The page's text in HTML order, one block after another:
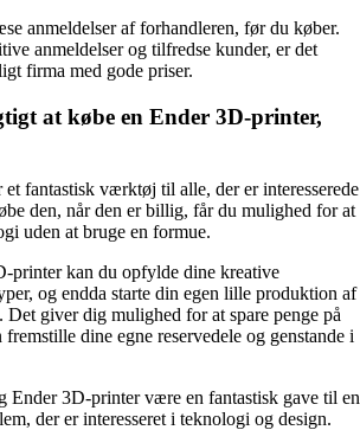
anmeldelser af forhandleren, før du køber.
anmeldelser og tilfredse kunder, er det
firma med gode priser.
at købe en Ender 3D-printer,
fantastisk værktøj til alle, der er interesserede
den, når den er billig, får du mulighed for at
uden at bruge en formue.
printer kan du opfylde dine kreative
og endda starte din egen lille produktion af
Det giver dig mulighed for at spare penge på
dine egne reservedele og genstande i
Ender 3D-printer være en fantastisk gave til en
der er interesseret i teknologi og design.